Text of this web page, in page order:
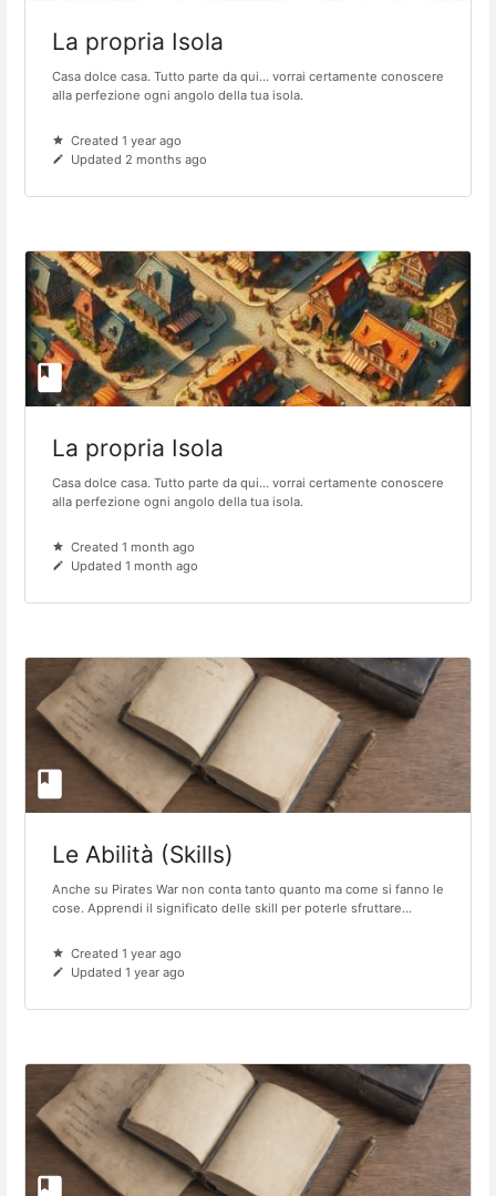
La propria Isola
Casa dolce casa. Tutto parte da qui... vorrai certamente conoscere
alla perfezione ogni angolo della tua isola.
Created 1 year ago
Updated 2 months ago
La propria Isola
Casa dolce casa. Tutto parte da qui... vorrai certamente conoscere
alla perfezione ogni angolo della tua isola.
Created 1 month ago
Updated 1 month ago
Le Abilità (Skills)
Anche su Pirates War non conta tanto quanto ma come si fanno le
cose. Apprendi il significato delle skill per poterle sfruttare...
Created 1 year ago
Updated 1 year ago